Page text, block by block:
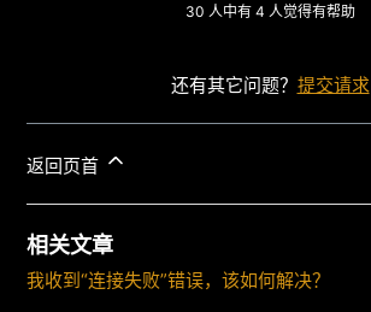
30 人中有 4 人觉得有帮助
还有其它问题？ 提交请求
返回页首
相关文章
我收到“连接失败”错误，该如何解决？